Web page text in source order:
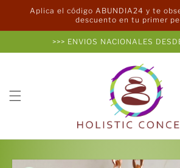
directamente
Aplica el código ABUNDIA24 y te
descuento en tu primer
>>> ENVIOS NACIONALES
directamente